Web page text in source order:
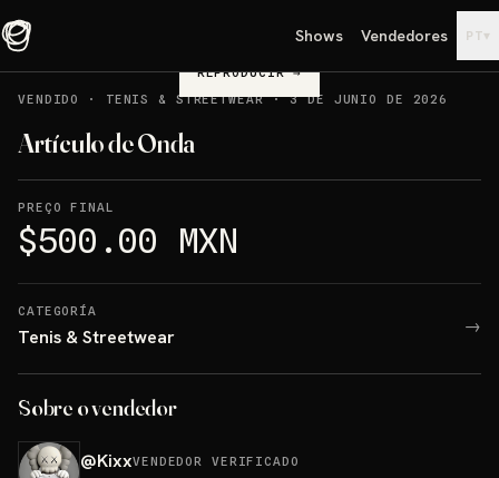
Shows Vendedores PT▾
REPRODUCIR→
VENDIDO
· TENIS & STREETWEAR·3 DE JUNIO DE 2026
Artículo de Onda
PREÇO FINAL
$500.00 MXN
CATEGORÍA
Tenis & Streetwear →
Sobre o vendedor
@KixxVENDEDOR VERIFICADO